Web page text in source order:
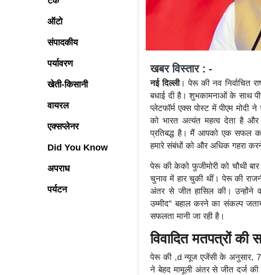
ऑटो
संपादकीय
पर्यावरण
खेती-किसानी
वायरल
एक्सप्लेनर
Did You Know
अपराध
पर्यटन
खबर विस्तार : -
नई दिल्ली। पेरू की नव निर्वाचित
बधाई दी है। शुभकामनाओं के साथ
प्लेटफॉर्म एक्स पोस्ट में पीएम मोदी
को भारत अत्यंत महत्व देता है और
प्रतिबद्ध है। मैं आपको एक सफल
हमारे संबंधों को और अधिक गहरा
पेरू की केको फुजीमोरी को चौथी बार
चुनाव में हार चुकी थीं। पेरू की
अंतर से जीत हासिल की। उन्होंने
उम्मीद" बहाल करने का संकल्प
सफलता मानी जा रही है।
विवादित मतपत्रों की
पेरू की ,d न्यूज एजेंसी के अनुसार,
ने बेहद मामूली अंतर से जीत दर्ज